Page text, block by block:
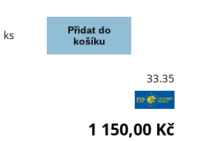
ks
33.35
1 150,00 Kč